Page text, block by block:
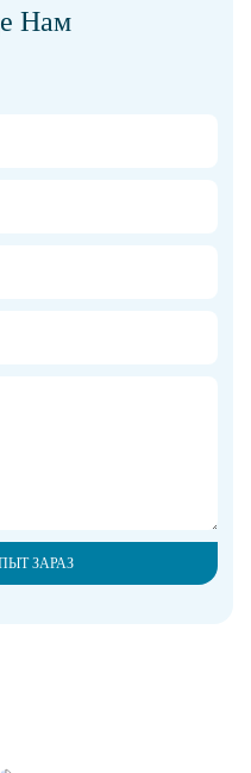
Нам
ЗАРАЗ